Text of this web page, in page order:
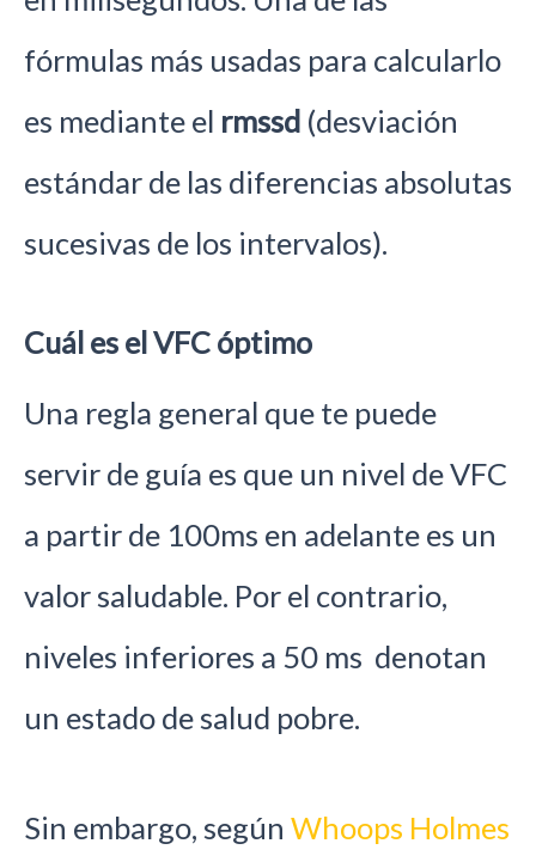
fórmulas más usadas para calcularlo
es mediante el rmssd (desviación
estándar de las diferencias absolutas
sucesivas de los intervalos).
Cuál es el VFC óptimo
Una regla general que te puede
servir de guía es que un nivel de VFC
a partir de 100ms en adelante es un
valor saludable. Por el contrario,
niveles inferiores a 50 ms denotan
un estado de salud pobre.
Sin embargo, según Whoops Holmes